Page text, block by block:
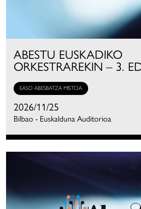
ABESTU EUSKADIKO
ORKESTRAREKIN – 3.
EASO ABESBATZA MISTOA
2026/11/25
Bilbao - Euskalduna Auditorioa